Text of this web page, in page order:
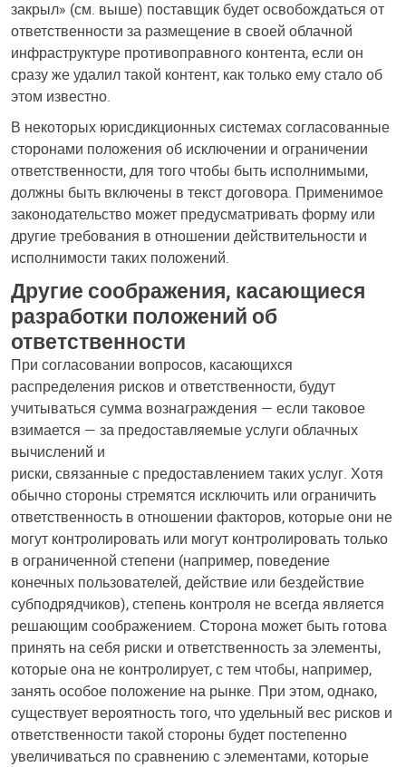
закрыл» (см. выше) поставщик будет освобождаться от
ответственности за размещение в своей облачной
инфраструктуре противоправного контента, если он
сразу же удалил такой контент, как только ему стало об
этом известно.
В некоторых юрисдикционных системах согласованные
сторонами положения об исключении и ограничении
ответственности, для того чтобы быть исполнимыми,
должны быть включены в текст договора. Применимое
законодательство может предусматривать форму или
другие требования в отношении действительности и
исполнимости таких положений.
Другие соображения, касающиеся
разработки положений об
ответственности
При согласовании вопросов, касающихся
распределения рисков и ответственности, будут
учитываться сумма вознаграждения — если таковое
взимается — за предоставляемые услуги облачных
вычислений и
риски, связанные с предоставлением таких услуг. Хотя
обычно стороны стремятся исключить или ограничить
ответственность в отношении факторов, которые они не
могут контролировать или могут контролировать только
в ограниченной степени (например, поведение
конечных пользователей, действие или бездействие
субподрядчиков), степень контроля не всегда является
решающим соображением. Сторона может быть готова
принять на себя риски и ответственность за элементы,
которые она не контролирует, с тем чтобы, например,
занять особое положение на рынке. При этом, однако,
существует вероятность того, что удельный вес рисков и
ответственности такой стороны будет постепенно
увеличиваться по сравнению с элементами, которые